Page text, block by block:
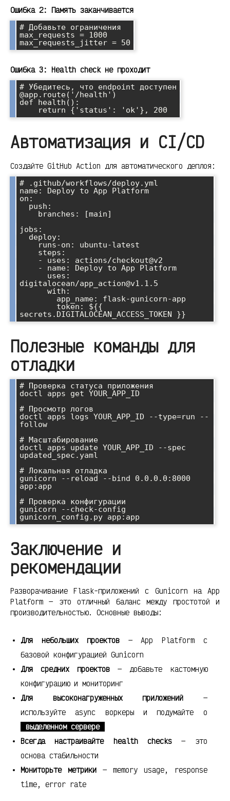
Ошибка 2: Память заканчивается
# Добавьте ограничения
max_requests = 1000
Ошибка 3: Health check не проходит
# Убедитесь, что endpoint доступен
@app.route('/health')
def health():
Автоматизация и CI/CD
Создайте GitHub Action для автоматического деплоя:
# .github/workflows/deploy.yml
name: Deploy to App Platform
on:
jobs:
digitalocean/app_action@v1.1.5
Полезные команды для
отладки
# Проверка статуса приложения
doctl apps get YOUR_APP_ID
# Просмотр логов
doctl apps logs YOUR_APP_ID --type=run --
follow
# Масштабирование
doctl apps update YOUR_APP_ID --spec
updated_spec.yaml
# Локальная отладка
gunicorn --reload --bind 0.0.0.0:8000
app:app
# Проверка конфигурации
gunicorn --check-config
Заключение и
рекомендации
Разворачивание Flask-приложений с Gunicorn на App
Platform — это отличный баланс между простотой и
производительностью. Основные выводы:
Для небольших проектов — App Platform с
базовой конфигурацией Gunicorn
Для средних проектов — добавьте кастомную
конфигурацию и мониторинг
Для высоконагруженных приложений —
используйте async воркеры и подумайте о
выделенном сервере
Всегда настраивайте health checks— это
основа стабильности
Мониторьте метрики— memory usage, response
time, error rate